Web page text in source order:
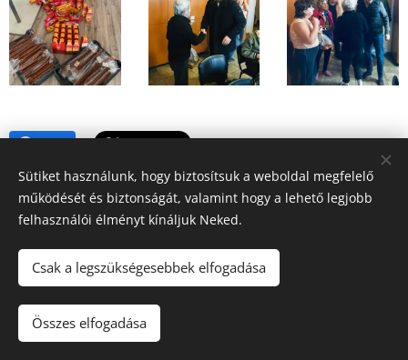
© 2021 Flos Floris Közéleti Egyesület
Sütiket használunk, hogy biztosítsuk a weboldal megfelelő
működését és biztonságát, valamint hogy a lehető legjobb
felhasználói élményt kínáljuk Neked.
Csak a legszükségesebbek elfogadása
Összes elfogadása